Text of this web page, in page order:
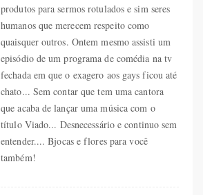
produtos para sermos rotulados e sim seres
humanos que merecem respeito como
quaisquer outros. Ontem mesmo assisti um
episódio de um programa de comédia na tv
fechada em que o exagero aos gays ficou até
chato... Sem contar que tem uma cantora
que acaba de lançar uma música com o
título Viado... Desnecessário e continuo sem
entender.... Bjocas e flores para você
também!